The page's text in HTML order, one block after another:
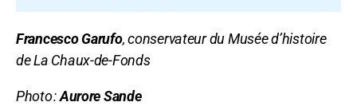
Francesco Garufo, conservateur du Musée d’histoire
de La Chaux-de-Fonds
Photo :Aurore Sande